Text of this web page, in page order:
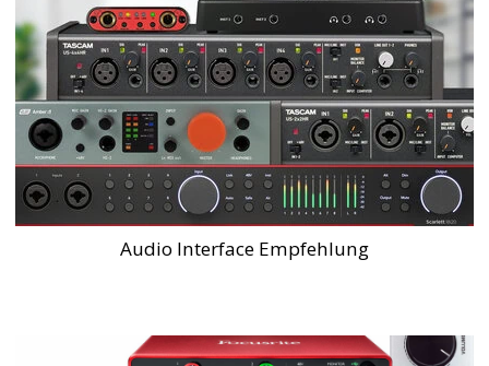
Audio Interface Empfehlung